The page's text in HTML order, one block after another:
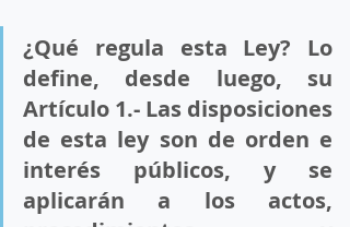
¿Qué regula esta Ley? Lo
define, desde luego, su
Artículo 1.- Las disposiciones
de esta ley son de orden e
interés públicos, y se
aplicarán a los actos,